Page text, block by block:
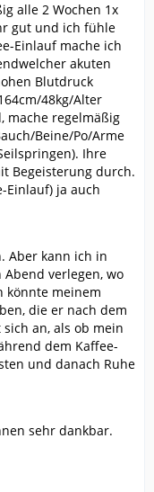
alle 2 Wochen 1x
gut und ich fühle
Einlauf mache ich
akuten
Blutdruck
48kg/Alter
mache regelmäßig
Beine/Po/Arme
Ihre
Begeisterung durch.
Einlauf) ja auch
Aber kann ich in
verlegen, wo
könnte meinem
die er nach dem
an, als ob mein
dem Kaffee-
und danach Ruhe
sehr dankbar.